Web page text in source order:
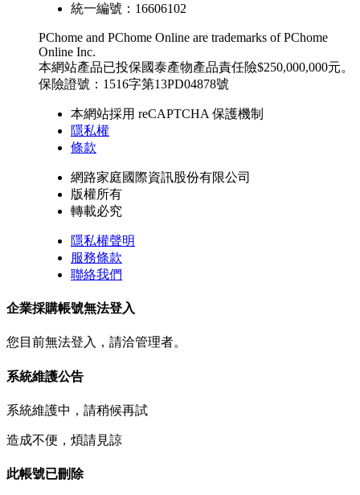
統一編號：16606102
PChome and PChome Online are trademarks of PChome
Online Inc.
本網站產品已投保國泰產物產品責任險$250,000,000元。
保險證號：1516字第13PD04878號
本網站採用 reCAPTCHA 保護機制
隱私權
條款
網路家庭國際資訊股份有限公司
版權所有
轉載必究
隱私權聲明
服務條款
聯絡我們
企業採購帳號無法登入
您目前無法登入，請洽管理者。
系統維護公告
系統維護中，請稍候再試
造成不便，煩請見諒
此帳號已刪除